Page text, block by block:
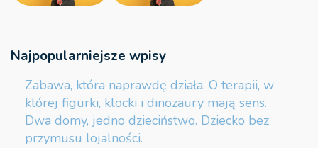
Najpopularniejsze wpisy
Zabawa, która naprawdę działa. O terapii, w
której figurki, klocki i dinozaury mają sens.
Dwa domy, jedno dzieciństwo. Dziecko bez
przymusu lojalności.